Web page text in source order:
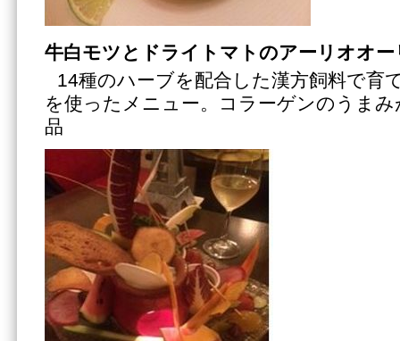
牛白モツとドライトマトのアーリオオー
14種のハーブを配合した漢方飼料で育
を使ったメニュー。コラーゲンのうま
品